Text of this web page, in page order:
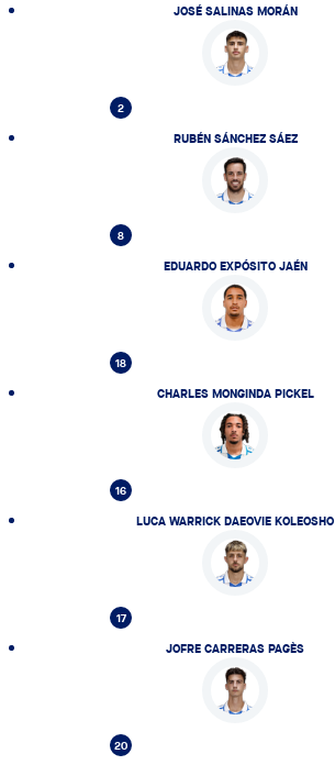
JOSÉ SALINAS MORÁN
2
RUBÉN SÁNCHEZ SÁEZ
8
EDUARDO EXPÓSITO JAÉN
18
CHARLES MONGINDA PICKEL
16
LUCA WARRICK DAEOVIE KOLEOSHO
17
JOFRE CARRERAS PAGÈS
20